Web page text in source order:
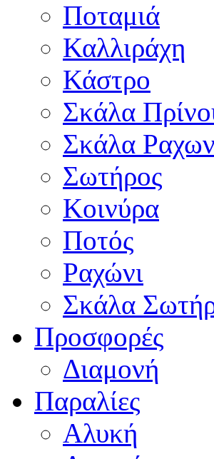
Ποταμιά
Καλλιράχη
Κάστρο
Σκάλα
Σκάλα
Σωτήρος
Κοινύρα
Ποτός
Ραχώνι
Σκάλα
Προσφορές
Διαμονή
Παραλίες
Αλυκή